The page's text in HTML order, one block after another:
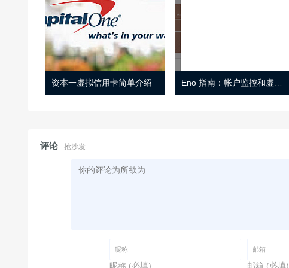
资本一虚拟信用卡简单介绍
评论 抢沙发
昵称 (必填) 邮箱 (必填)